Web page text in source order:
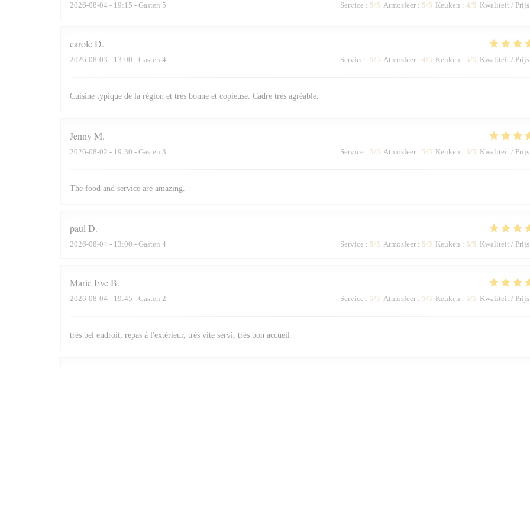
2026-08-04 - 19:15 - Gasten 5 Service : 5/5 Atmosfeer : 5/5 Keuken : 4/5 Kwaliteit / Prijs
caroleD
2026-08-03 - 13:00 - Gasten 4 Service : 5/5 Atmosfeer : 4/5 Keuken : 5/5 Kwaliteit / Prijs
Cuisine typique de la région et très bonne et copieuse. Cadre très agréable.
JennyM
2026-08-02 - 19:30 - Gasten 3 Service : 5/5 Atmosfeer : 5/5 Keuken : 5/5 Kwaliteit / Prijs
The food and service are amazing.
paulD
2026-08-04 - 13:00 - Gasten 4 Service : 5/5 Atmosfeer : 5/5 Keuken : 5/5 Kwaliteit / Prijs
Marie EveB
2026-08-04 - 19:45 - Gasten 2 Service : 5/5 Atmosfeer : 5/5 Keuken : 5/5 Kwaliteit / Prijs
très bel endroit, repas à l'extérieur, très vite servi, très bon accueil